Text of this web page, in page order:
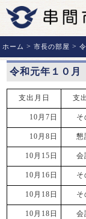
ホーム >市長の部屋 >
令和元年１０
支出月日 支
10月7日 そ
10月8日 懇
10月15日 会
10月16日 そ
10月18日 そ
10月18日 会